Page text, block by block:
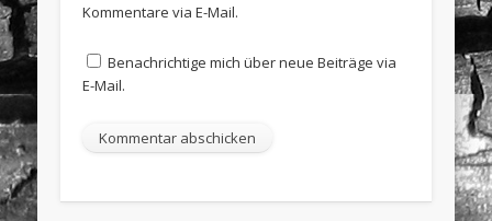
Kommentare via E-Mail.
Benachrichtige mich über neue Beiträge via
E-Mail.